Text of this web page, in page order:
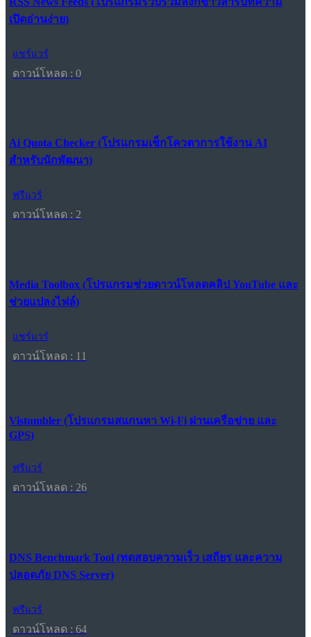
เปิดอ่านง่าย)
แชร์แวร์
ดาวน์โหลด : 0
Ai Quota Checker (โปรแกรมเช็กโควตาการใช้งาน AI
สำหรับนักพัฒนา)
ฟรีแวร์
ดาวน์โหลด : 2
Media Toolbox (โปรแกรมช่วยดาวน์โหลดคลิป YouTube และ
ช่วยแปลงไฟล์)
แชร์แวร์
ดาวน์โหลด : 11
Vistumbler (โปรแกรมสแกนหา Wi-Fi ผ่านเครือข่าย และ
GPS)
ฟรีแวร์
ดาวน์โหลด : 26
DNS Benchmark Tool (ทดสอบความเร็ว เสถียร และความ
ปลอดภัย DNS Server)
ฟรีแวร์
ดาวน์โหลด : 64